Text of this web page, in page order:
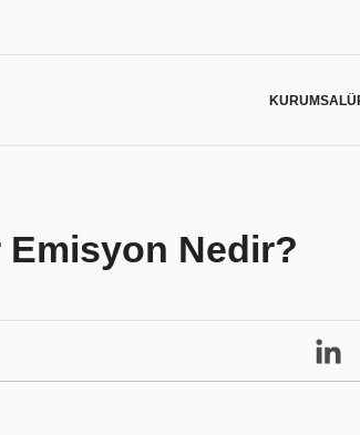
KURUMSAL
Emisyon Nedir?